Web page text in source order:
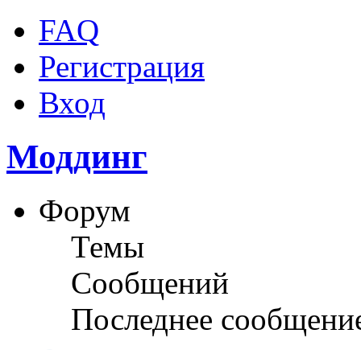
FAQ
Регистрация
Вход
Моддинг
Форум
Темы
Сообщений
Последнее